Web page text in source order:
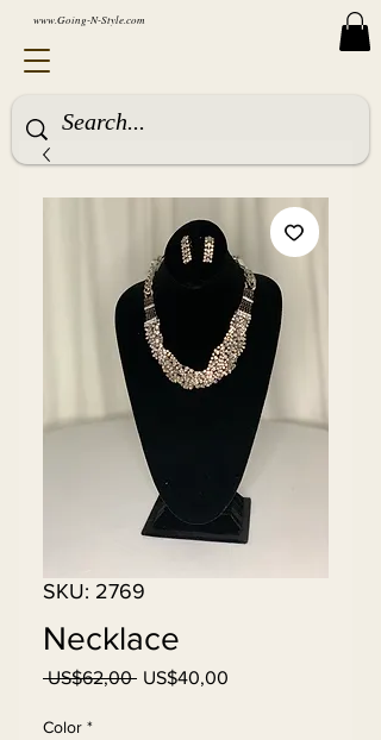
www.Going-N-Style.com
SKU: 2769
Necklace
US$62,00 Harga
US$40,00
Color *